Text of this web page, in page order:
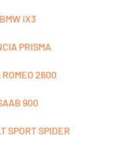
iX3
PRISMA
2600
900
SPORT SPIDER